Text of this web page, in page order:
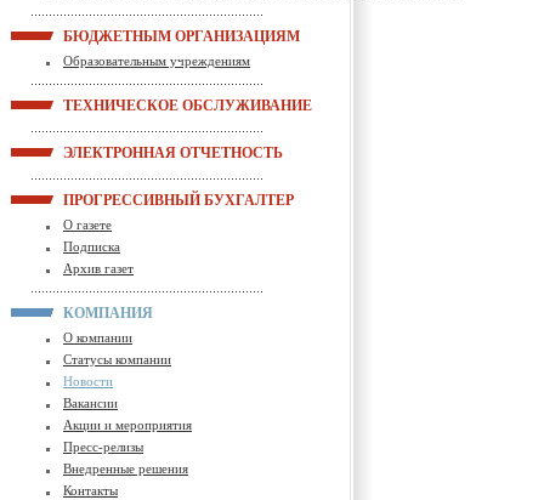
БЮДЖЕТНЫМ ОРГАНИЗАЦИЯМ
Образовательным учреждениям
ТЕХНИЧЕСКОЕ ОБСЛУЖИВАНИЕ
ЭЛЕКТРОННАЯ ОТЧЕТНОСТЬ
ПРОГРЕССИВНЫЙ БУХГАЛТЕР
О газете
Подписка
Архив газет
КОМПАНИЯ
О компании
Статусы компании
Новости
Вакансии
Акции и мероприятия
Пресс-релизы
Внедренные решения
Контакты